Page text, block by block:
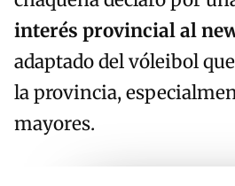
interés provincial al
adaptado del vóleibol
la provincia,
mayores.